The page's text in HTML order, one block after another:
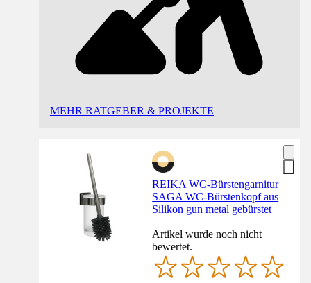
MEHR RATGEBER & PROJEKTE
REIKA WC-Bürstengarnitur
SAGA WC-Bürstenkopf aus
Silikon gun metal gebürstet
Artikel wurde noch nicht
bewertet.